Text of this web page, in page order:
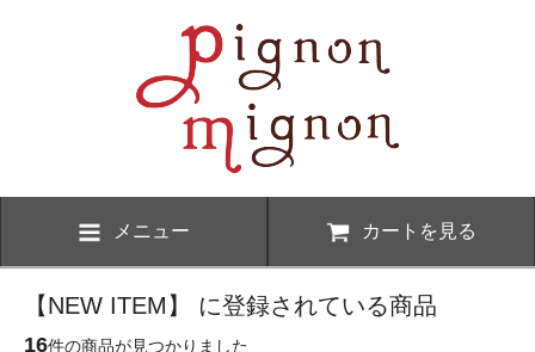
メニュー カートを見る
【NEW ITEM】 に登録されている商品
16件の商品が見つかりました